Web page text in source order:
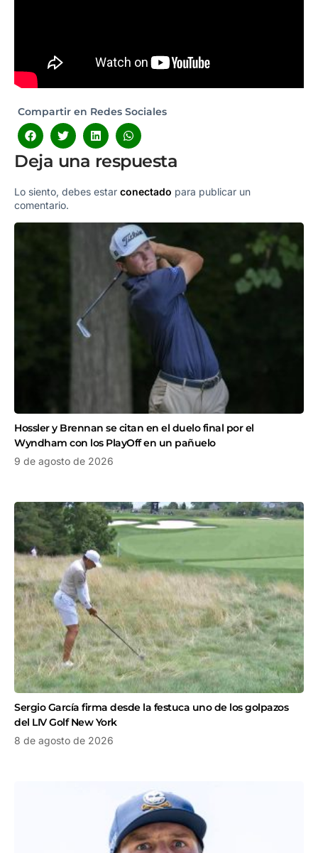
Compartir en Redes Sociales
Deja una respuesta
Lo siento, debes estar conectado para publicar un
comentario.
Hossler y Brennan se citan en el duelo final por el
Wyndham con los PlayOff en un pañuelo
9 de agosto de 2026
Sergio García firma desde la festuca uno de los golpazos
del LIV Golf New York
8 de agosto de 2026